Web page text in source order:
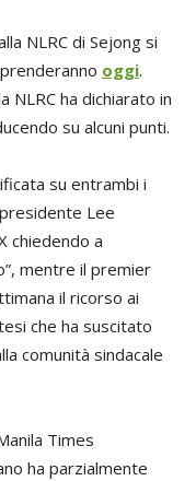
NLRC di Sejong si
oggi.
NLRC ha dichiarato in
su alcuni punti.
su entrambi i
Lee
chiedendo a
mentre il premier
il ricorso ai
che ha suscitato
comunità sindacale
Times
ha parzialmente